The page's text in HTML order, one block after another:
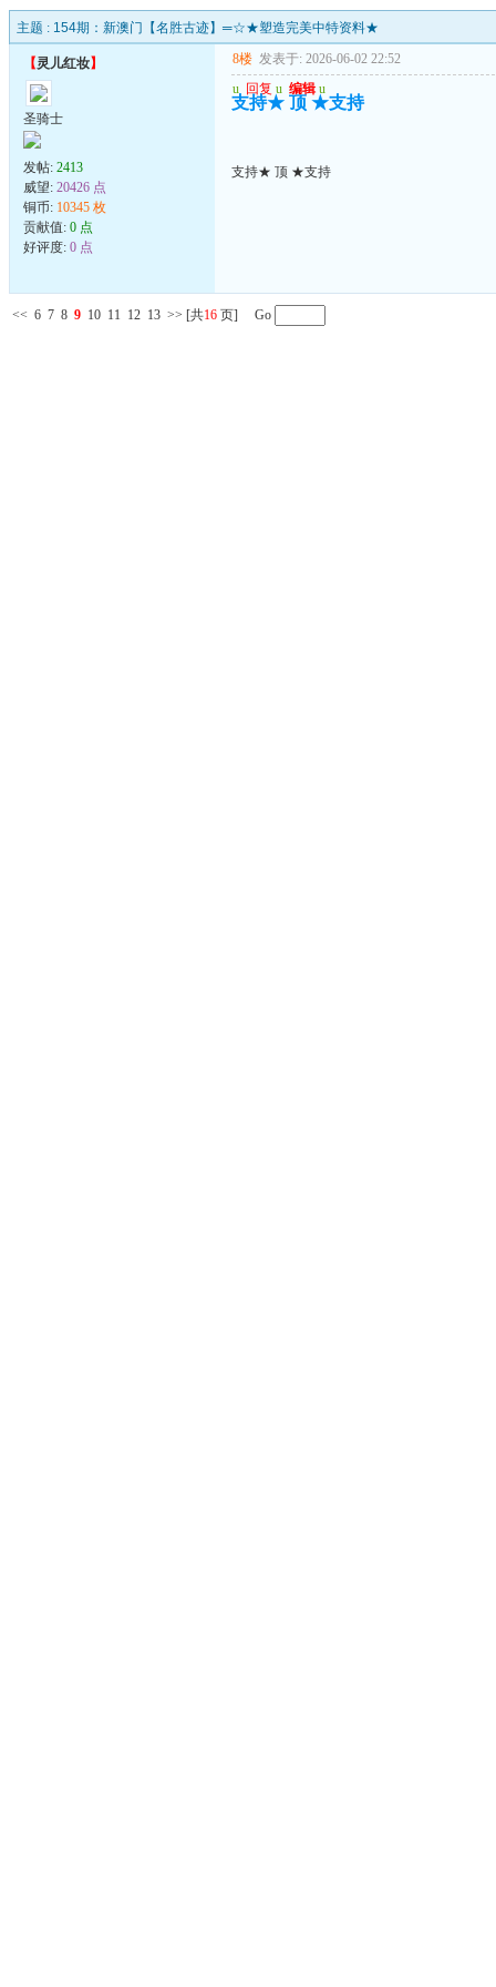
主题 : 154期：新澳门【名胜古迹】═☆★塑造完美中特资料★
【灵儿红妆】
圣骑士
发帖: 2413
威望: 20426 点
铜币: 10345 枚
贡献值: 0 点
好评度: 0 点
8楼 发表于: 2026-06-02 22:52
u 回复 u 编辑 u
支持★ 顶 ★支持
支持★ 顶 ★支持
<< 6 7 8 9 10 11 12 13 >> [共16 页] Go